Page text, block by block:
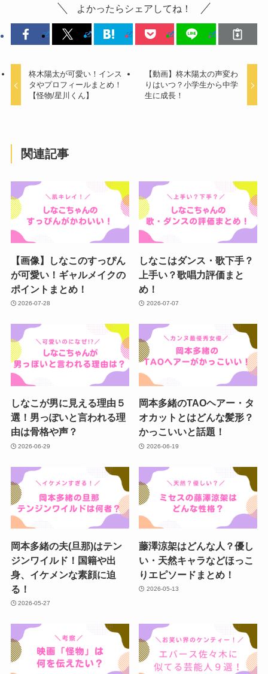
よかったらシェアしてね！
柊木陽太が可愛い！インス
タやプロフィールまとめ！
【怪物/星川くん】
【動画】柊木陽太の声変わ
りはいつ？小学生から中学
生に成長！
関連記事
【画像】しなこのすっぴん
が可愛い！ギャルメイクの
ポイントまとめ！
2026-07-28
しなこはダンス・歌下手？
上手い？歌唱力評価まと
め！
2026-07-07
しなこが男に見える理由５
選！男っぽいと言われる理
由は骨格や声？
2026-06-29
岡本多緒のTAOヘアー・タ
オカットとはどんな髪形？
かっこいいと話題！
2026-06-19
岡本多緒の夫(旦那)はテン
ジンワイルド！国籍や出
身、イケメンな素顔に迫
る！
2026-05-27
藤澤涼架はどんな人？優し
い・天然キャラなどほっこ
りエピソードまとめ！
2026-05-13